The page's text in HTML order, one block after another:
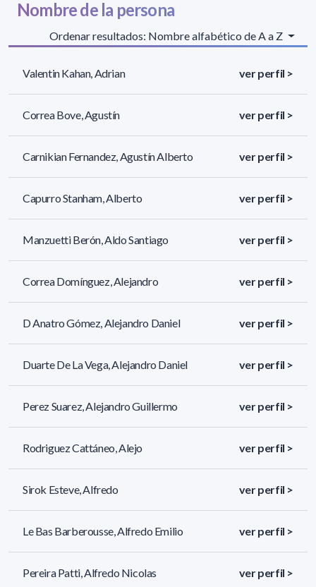
Nombre de la persona
Ordenar resultados: Nombre alfabético de A a Z
Valentin Kahan, Adrian ver perfil >
Correa Bove, Agustín ver perfil >
Carnikian Fernandez, Agustín Alberto ver perfil >
Capurro Stanham, Alberto ver perfil >
Manzuetti Berón, Aldo Santiago ver perfil >
Correa Domínguez, Alejandro ver perfil >
D Anatro Gómez, Alejandro Daniel ver perfil >
Duarte De La Vega, Alejandro Daniel ver perfil >
Perez Suarez, Alejandro Guillermo ver perfil >
Rodriguez Cattáneo, Alejo ver perfil >
Sirok Esteve, Alfredo ver perfil >
Le Bas Barberousse, Alfredo Emilio ver perfil >
Pereira Patti, Alfredo Nicolas ver perfil >